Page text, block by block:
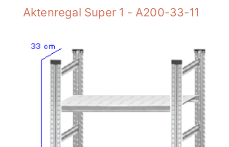
Aktenregal Super 1 - A200-33-11